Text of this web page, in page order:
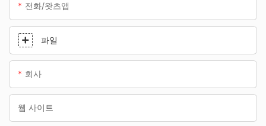
전화/왓츠앱
파일
회사
웹 사이트